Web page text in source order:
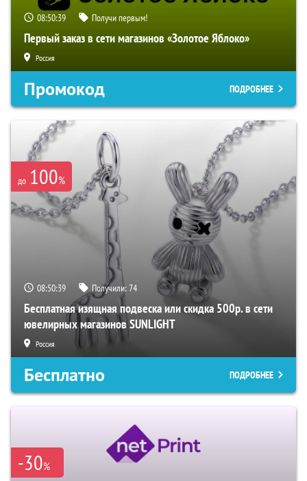
08:50:38 Получи первым!
Первый заказ в сети магазинов «Золотое Яблоко»
Россия
Промокод ПОДРОБНЕЕ
до 100%
08:50:38 Получили:74
Бесплатная изящная подвеска или скидка 500р. в сети
ювелирных магазинов SUNLIGHT
Россия
Бесплатно ПОДРОБНЕЕ
-30%